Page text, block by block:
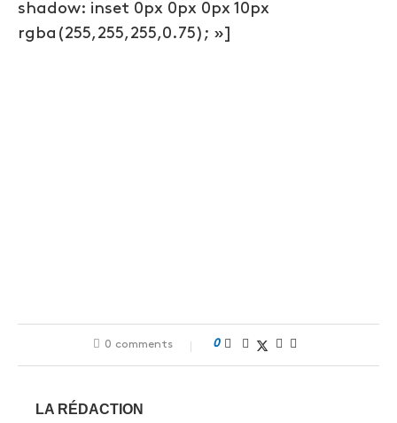
shadow: inset 0px 0px 0px 10px
rgba(255,255,255,0.75); »]
0 comments 0
LA RÉDACTION